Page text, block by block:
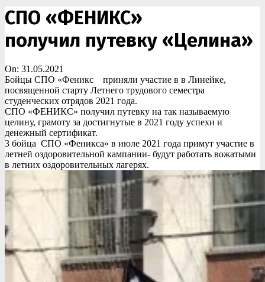
СПО «ФЕНИКС»
получил путевку «Целина»
On: 31.05.2021
Бойцы СПО «Феникс приняли участие в в Линейке,
посвященной старту Летнего трудового семестра
студенческих отрядов 2021 года.
СПО «ФЕНИКС» получил путевку на так называемую
целину, грамоту за достигнутые в 2021 году успехи и
денежный сертификат.
3 бойца СПО «Феникса» в июле 2021 года примут участие в
летней оздоровительной кампании- будут работать вожатыми
в летних оздоровительных лагерях.